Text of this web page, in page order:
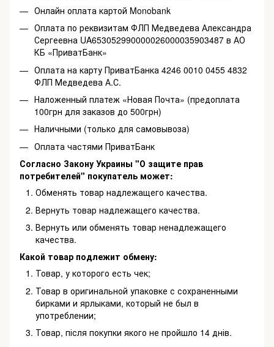
Онлайн оплата картой Monobank
Оплата по реквизитам ФЛП Медведева Александра
Сергеевна UA653052990000026000035903487 в АО
КБ «ПриватБанк»
Оплата на карту ПриватБанка 4246 0010 0455 4832
ФЛП Медведева А.С.
Наложенный платеж «Новая Почта» (предоплата
100грн для заказов до 500грн)
Наличными (только для самовывоза)
Оплата частями ПриватБанк
Согласно Закону Украины "О защите прав
потребителей" покупатель может:
Обменять товар надлежащего качества.
Вернуть товар надлежащего качества.
Вернуть или обменять товар ненадлежащего
качества.
Какой товар подлежит обмену:
Товар, у которого есть чек;
Товар в оригинальной упаковке с сохраненными
бирками и ярлыками, который не был в
употреблении;
Товар, після покупки якого не пройшло 14 днів.